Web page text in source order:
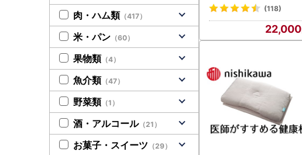
(118)
22,000
肉・ハム類 （417）
米・パン （60）
果物類 （4）
魚介類 （47）
野菜類 （1）
酒・アルコール（21）
お菓子・スイーツ （29）